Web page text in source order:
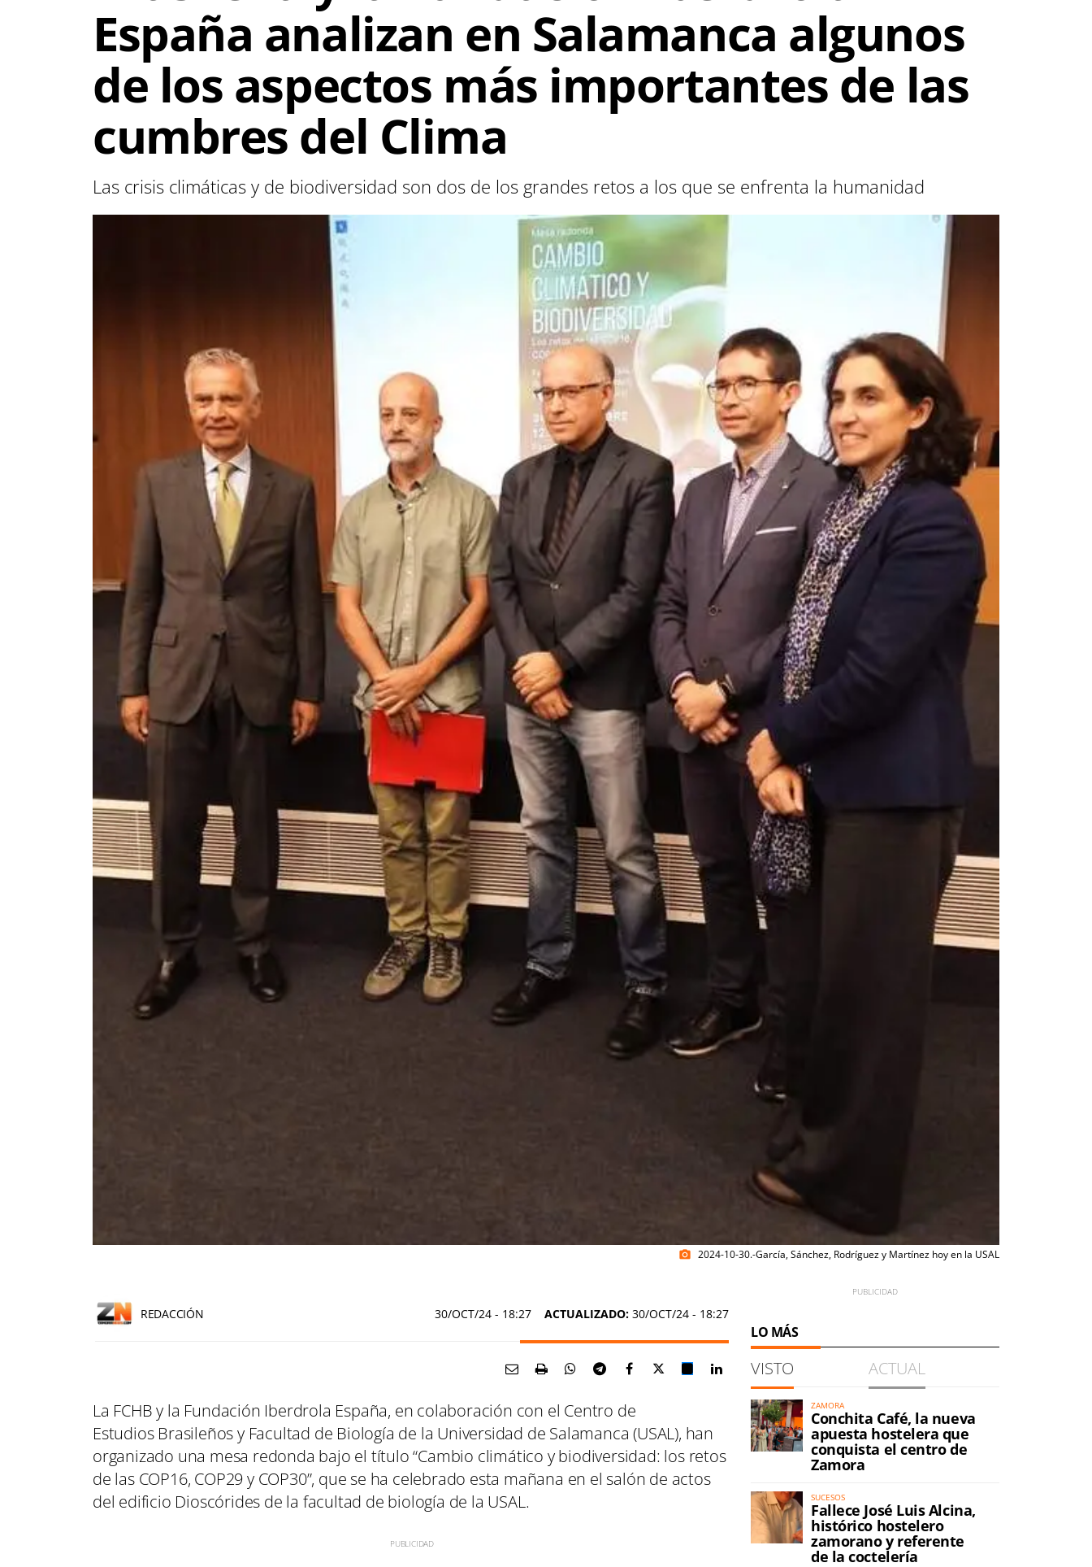
España analizan en Salamanca algunos
de los aspectos más importantes de las
cumbres del Clima
Las crisis climáticas y de biodiversidad son dos de los grandes retos a los que se enfrenta la humanidad
photo_camera 2024-10-30.-García, Sánchez, Rodríguez y Martínez hoy en la USAL
REDACCIÓN 30/OCT/24 - 18:27 ACTUALIZADO: 30/OCT/24 - 18:27
La FCHB y la Fundación Iberdrola España, en colaboración con el Centro de
Estudios Brasileños y Facultad de Biología de la Universidad de Salamanca (USAL), han
organizado una mesa redonda bajo el título “Cambio climático y biodiversidad: los retos
de las COP16, COP29 y COP30”, que se ha celebrado esta mañana en el salón de actos
del edificio Dioscórides de la facultad de biología de la USAL.
LO MÁS
VISTO ACTUAL
ZAMORA
Conchita Café, la nueva
apuesta hostelera que
conquista el centro de
Zamora
SUCESOS
Fallece José Luis Alcina,
histórico hostelero
zamorano y referente
de la coctelería